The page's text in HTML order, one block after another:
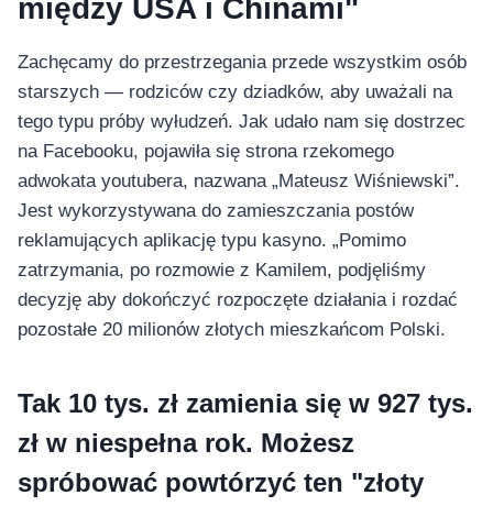
อุปกรณ์เพื่อความบันเทิง
między USA i Chinami"
Zachęcamy do przestrzegania przede wszystkim osób
starszych — rodziców czy dziadków, aby uważali na
tego typu próby wyłudzeń. Jak udało nam się dostrzec
na Facebooku, pojawiła się strona rzekomego
adwokata youtubera, nazwana „Mateusz Wiśniewski”.
Jest wykorzystywana do zamieszczania postów
reklamujących aplikację typu kasyno. „Pomimo
zatrzymania, po rozmowie z Kamilem, podjęliśmy
decyzję aby dokończyć rozpoczęte działania i rozdać
pozostałe 20 milionów złotych mieszkańcom Polski.
Tak 10 tys. zł zamienia się w 927 tys.
zł w niespełna rok. Możesz
spróbować powtórzyć ten "złoty